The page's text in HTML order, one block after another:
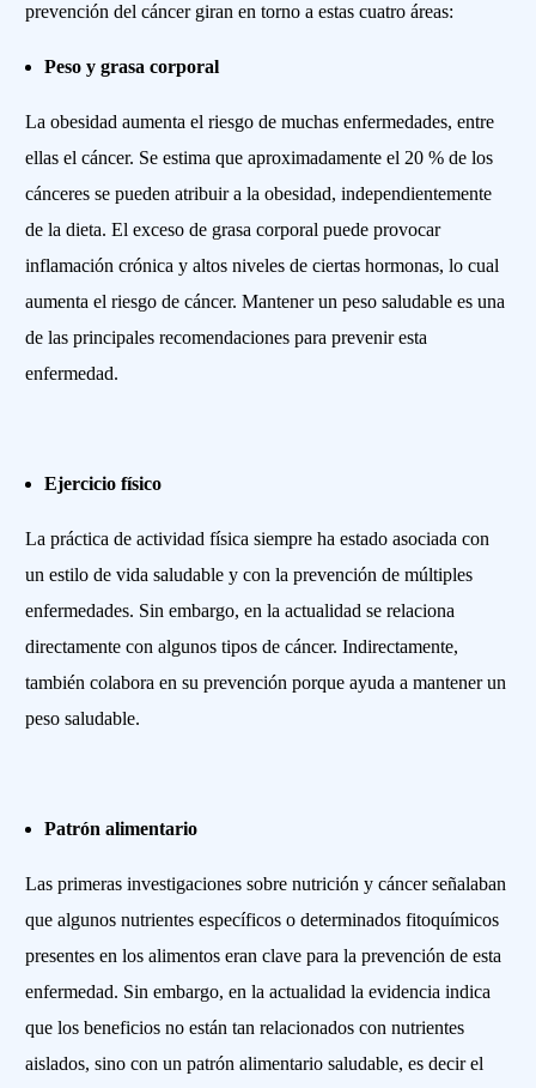
prevención del cáncer giran en torno a estas cuatro áreas:
Peso y grasa corporal
La obesidad aumenta el riesgo de muchas enfermedades, entre
ellas el cáncer. Se estima que aproximadamente el 20 % de los
cánceres se pueden atribuir a la obesidad, independientemente
de la dieta. El exceso de grasa corporal puede provocar
inflamación crónica y altos niveles de ciertas hormonas, lo cual
aumenta el riesgo de cáncer. Mantener un peso saludable es una
de las principales recomendaciones para prevenir esta
enfermedad.
Ejercicio físico
La práctica de actividad física siempre ha estado asociada con
un estilo de vida saludable y con la prevención de múltiples
enfermedades. Sin embargo, en la actualidad se relaciona
directamente con algunos tipos de cáncer. Indirectamente,
también colabora en su prevención porque ayuda a mantener un
peso saludable.
Patrón alimentario
Las primeras investigaciones sobre nutrición y cáncer señalaban
que algunos nutrientes específicos o determinados fitoquímicos
presentes en los alimentos eran clave para la prevención de esta
enfermedad. Sin embargo, en la actualidad la evidencia indica
que los beneficios no están tan relacionados con nutrientes
aislados, sino con un patrón alimentario saludable, es decir el